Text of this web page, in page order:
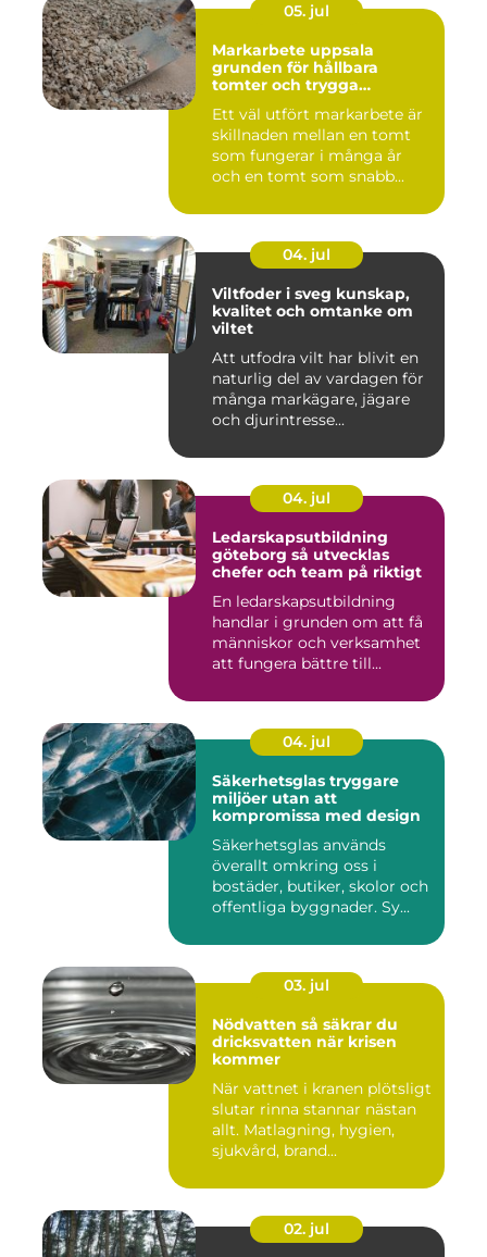
05. jul
Markarbete uppsala
grunden för hållbara
tomter och trygga
Ett väl utfört markarbete är
skillnaden mellan en tomt
som fungerar i många år
och en tomt som snabb...
04. jul
Viltfoder i sveg kunskap,
kvalitet och omtanke om
viltet
Att utfodra vilt har blivit en
naturlig del av vardagen för
många markägare, jägare
och djurintresse...
04. jul
Ledarskapsutbildning
göteborg så utvecklas
chefer och team på riktigt
En ledarskapsutbildning
handlar i grunden om att få
människor och verksamhet
att fungera bättre till...
04. jul
Säkerhetsglas tryggare
miljöer utan att
kompromissa med design
Säkerhetsglas används
överallt omkring oss i
bostäder, butiker, skolor och
offentliga byggnader. Sy...
03. jul
Nödvatten så säkrar du
dricksvatten när krisen
kommer
När vattnet i kranen plötsligt
slutar rinna stannar nästan
allt. Matlagning, hygien,
sjukvård, brand...
02. jul